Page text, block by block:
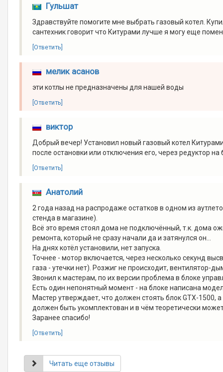
Гульшат
Здравствуйте помогите мне выбрать газовый котел.
сантехник говорит что Китурами лучше я могу еще
[Ответить]
мелик асанов
эти котлы не предназначены для нашей воды
[Ответить]
виктор
Добрый вечер! Установил новый газовый котел
после остановки или отключения его, через редуктор
[Ответить]
Анатолий
2 года назад на распродаже остатков в одном из
стенда в магазине).
Всё это время стоял дома не подключённый, т.к. дома
ремонта, который не сразу начали да и затянулся он...
На днях котёл установили, нет запуска.
Точнее - мотор включается, через несколько секунд
газа - утечки нет). Розжиг не происходит, вентилятор-
Звонил к мастерам, по их версии проблема в блоке
Есть один непонятный момент - на блоке написана
Мастер утверждает, что должен стоять блок GTX-1500,
должен быть укомплектован и в чём теоретически
Заранее спасибо!
[Ответить]
Читать еще отзывы